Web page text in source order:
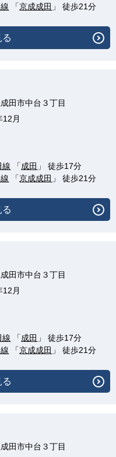
「京成成田 」 徒歩21分
田市中台３丁目
12月
線 「成田 」 徒歩17分
「京成成田 」 徒歩21分
田市中台３丁目
12月
線 「成田 」 徒歩17分
「京成成田 」 徒歩21分
田市中台３丁目